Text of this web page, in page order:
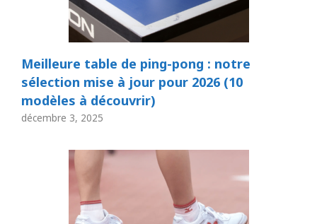
Meilleure table de ping-pong : notre
sélection mise à jour pour 2026 (10
modèles à découvrir)
décembre 3, 2025